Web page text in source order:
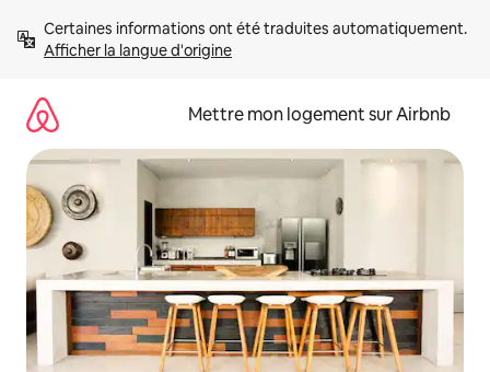
directement
Afficher la langue d'origine
Mettre mon logement sur Airbnb